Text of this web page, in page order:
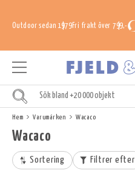
Outdoor sedan 1979Fri frakt över 799,-
Hem Varumärken Wacaco
Wacaco
Sortering Filtrer efter